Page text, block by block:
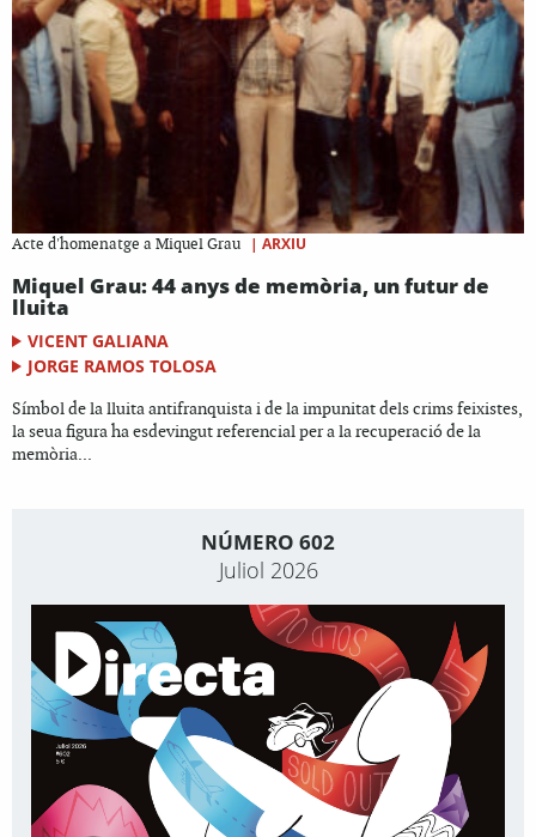
Acte d'homenatge a Miquel Grau | ARXIU
Miquel Grau: 44 anys de memòria, un futur de
lluita
VICENT GALIANA
JORGE RAMOS TOLOSA
Símbol de la lluita antifranquista i de la impunitat dels crims feixistes,
la seua figura ha esdevingut referencial per a la recuperació de la
memòria...
NÚMERO 602
Juliol 2026